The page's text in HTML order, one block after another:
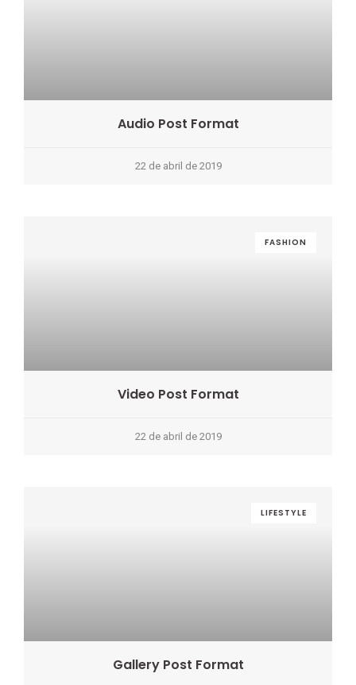
Audio Post Format
22 de abril de 2019
FASHION
Video Post Format
22 de abril de 2019
LIFESTYLE
Gallery Post Format